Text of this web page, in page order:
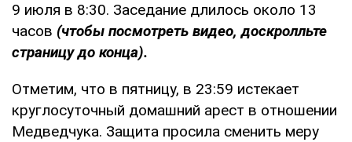
9 июля в 8:30. Заседание длилось около 13
часов (чтобы посмотреть видео, доскролльте
страницу до конца).
Отметим, что в пятницу, в 23:59 истекает
круглосуточный домашний арест в отношении
Медведчука. Защита просила сменить меру